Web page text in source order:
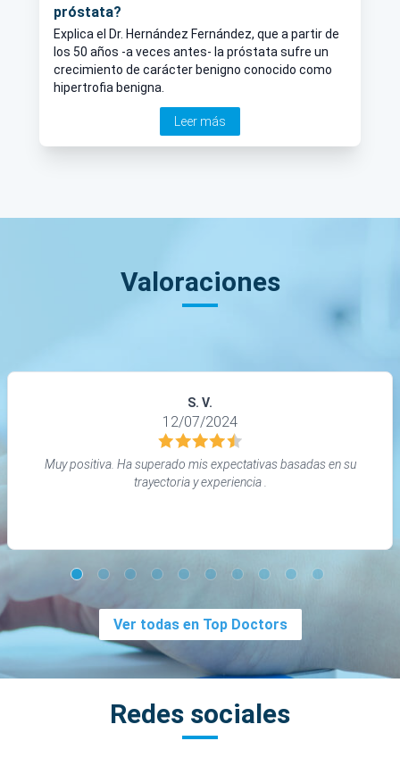
próstata?
Explica el Dr. Hernández Fernández, que a partir de
los 50 años -a veces antes- la próstata sufre un
crecimiento de carácter benigno conocido como
hipertrofia benigna.
Leer más
Valoraciones
S. V.
12/07/2024
Muy positiva. Ha superado mis expectativas basadas en su
trayectoria y experiencia .
Ver todas en Top Doctors
Redes sociales